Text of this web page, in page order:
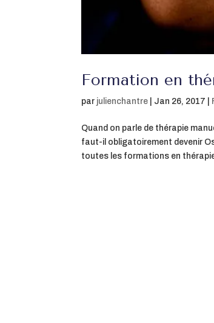
Formation en
par julienchantre Jan 26, 2017
Quand on parle de thérapie
faut-il obligatoirement devenir
toutes les formations en